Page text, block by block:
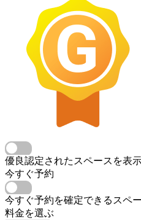
優良認定されたスペースを表
今すぐ予約
今すぐ予約を確定できるスペ
料金を選ぶ